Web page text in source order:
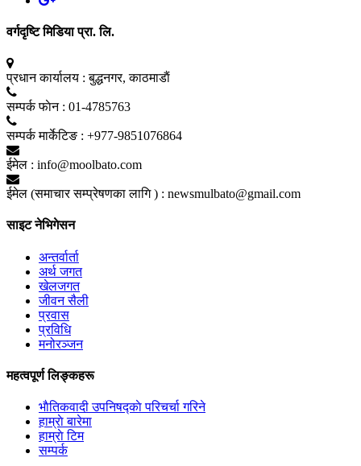
वर्गदृष्टि मिडिया प्रा. लि.
प्रधान कार्यालय : बुद्धनगर, काठमाडाैं
सम्पर्क फाेन : 01-4785763
सम्पर्क मार्केटिङ : +977-9851076864
ईमेल : info@moolbato.com
ईमेल (समाचार सम्प्रेषणका लागि ) : newsmulbato@gmail.com
साइट नेभिगेसन
अन्तर्वार्ता
अर्थ जगत
खेलजगत
जीवन सैली
प्रवास
प्रविधि
मनोरञ्जन
महत्वपूर्ण लिङ्कहरू
भाैतिकवादी उपनिषद्काे परिचर्चा गरिने
हाम्राे बारेमा
हाम्राे टिम
सम्पर्क